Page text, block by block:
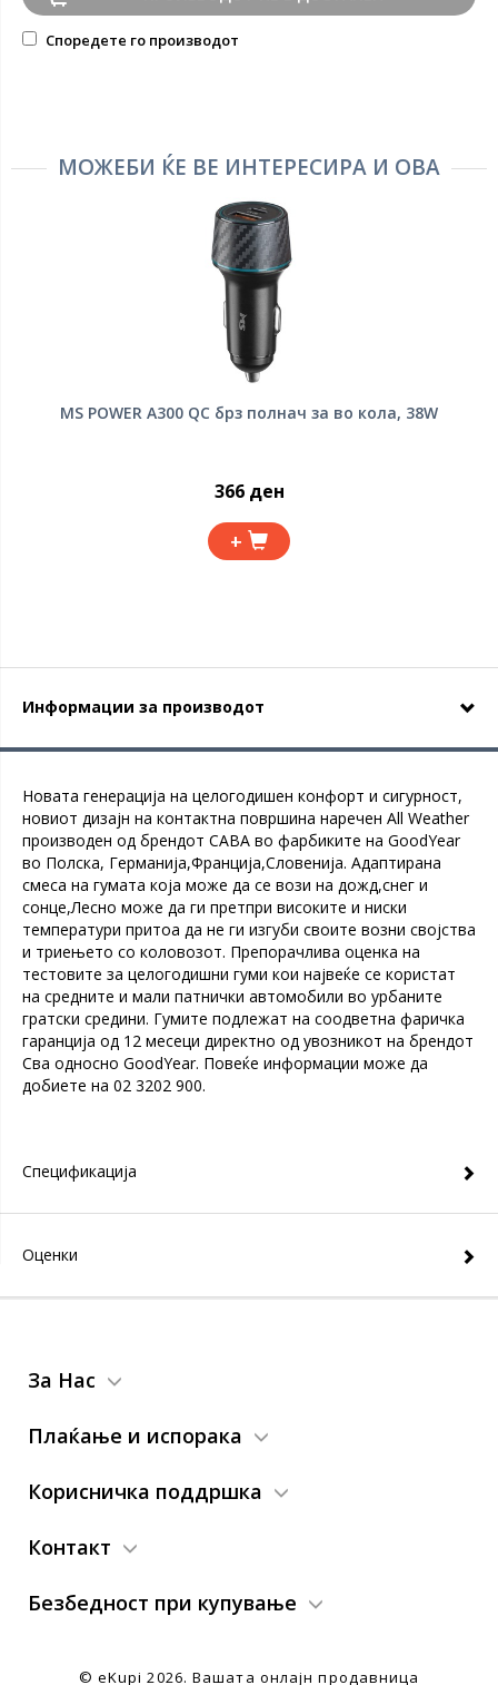
Споредете го производот
МОЖЕБИ ЌЕ ВЕ ИНТЕРЕСИРА И ОВА
MS POWER A300 QC брз полнач за во кола, 38W
366 ден
+
Информации за производот
Новата генерација на целогодишен конфорт и сигурност,
новиот дизајн на контактна површина наречен All Weather
производен од брендот САВА во фарбиките на GoodYear
во Полска, Германија,Франција,Словенија. Адаптирана
смеса на гумата која може да се вози на дожд,снег и
сонце,Лесно може да ги претпри високите и ниски
температури притоа да не ги изгуби своите возни својства
и триењето со коловозот. Препорачлива оценка на
тестовите за целогодишни гуми кои највеќе се користат
на средните и мали патнички автомобили во урбаните
гратски средини. Гумите подлежат на соодветна фаричка
гаранција од 12 месеци директно од увозникот на брендот
Сва односно GoodYear. Повеќе информации може да
добиете на 02 3202 900.
Спецификација
Оценки
За Нас
Плаќање и испорака
Корисничка поддршка
Контакт
Безбедност при купување
© eKupi2026. Вашата онлајн продавница